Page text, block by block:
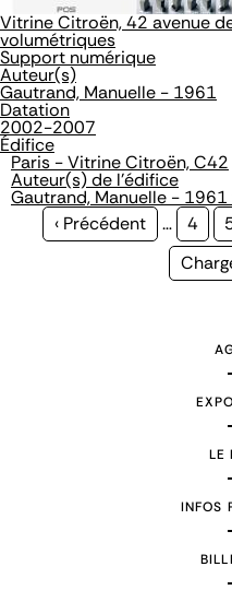
Vitrine Citroën, 42 avenue
volumétriques
Support numérique
Auteur(s)
Gautrand, Manuelle - 1961
Datation
2002-2007
Édifice
Paris - Vitrine Citroën, C42
Auteur(s) de l'édifice
Gautrand, Manuelle -
Page
‹ Précédent … Page
4
Page
LE
INFOS